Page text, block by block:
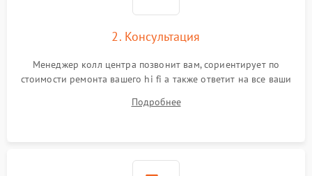
2. Консультация
Менеджер колл центра позвонит вам, сориентирует по
стоимости ремонта вашего hi fi а также ответит на все ваши
Подробнее